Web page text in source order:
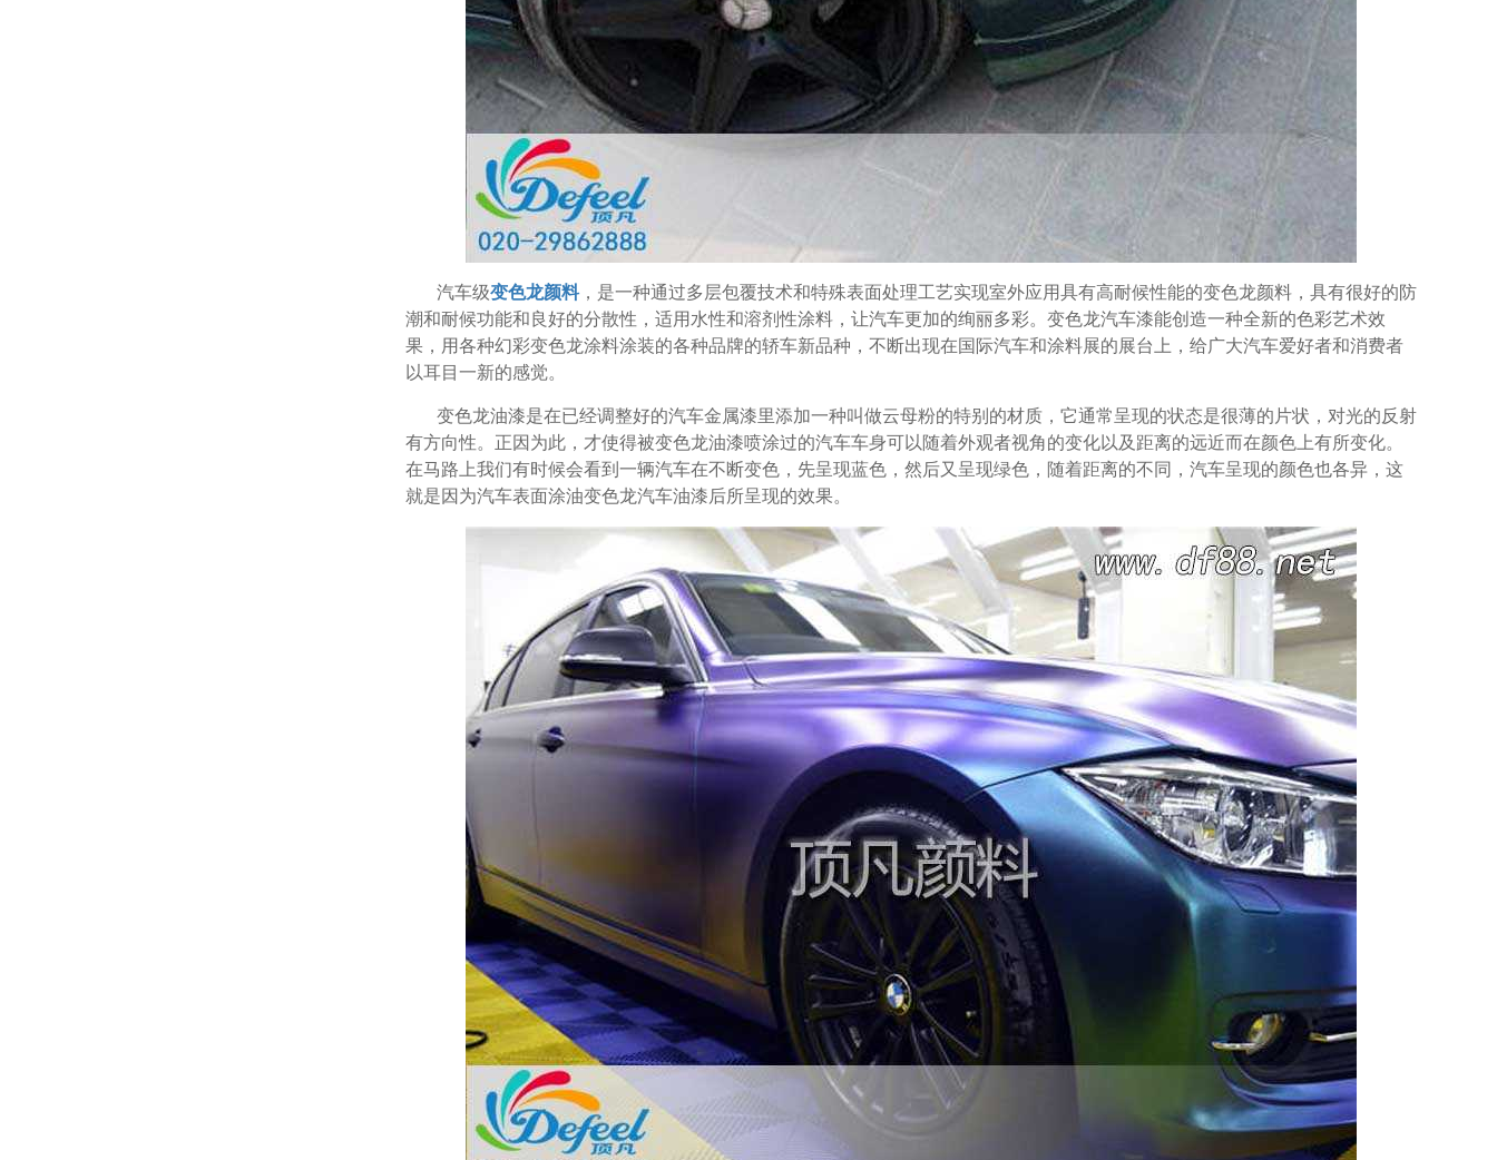
汽车级变色龙颜料，是一种通过多层包覆技术和特殊表面处理工艺实现室外应用具有高耐候性能的变色龙颜料，具有很好的防
潮和耐候功能和良好的分散性，适用水性和溶剂性涂料，让汽车更加的绚丽多彩。变色龙汽车漆能创造一种全新的色彩艺术效
果，用各种幻彩变色龙涂料涂装的各种品牌的轿车新品种，不断出现在国际汽车和涂料展的展台上，给广大汽车爱好者和消费者
以耳目一新的感觉。
变色龙油漆是在已经调整好的汽车金属漆里添加一种叫做云母粉的特别的材质，它通常呈现的状态是很薄的片状，对光的反射
有方向性。正因为此，才使得被变色龙油漆喷涂过的汽车车身可以随着外观者视角的变化以及距离的远近而在颜色上有所变化。
在马路上我们有时候会看到一辆汽车在不断变色，先呈现蓝色，然后又呈现绿色，随着距离的不同，汽车呈现的颜色也各异，这
就是因为汽车表面涂油变色龙汽车油漆后所呈现的效果。
2026-08-05 温变粉丝印到底用多少目网版？这篇...